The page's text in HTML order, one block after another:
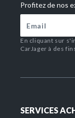
Profitez de nos
En cliquant sur
CarJager à des
SERVICES